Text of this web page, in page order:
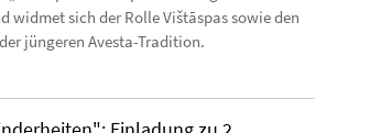
widmet sich der Rolle Vištāspas sowie den
jüngeren Avesta-Tradition.